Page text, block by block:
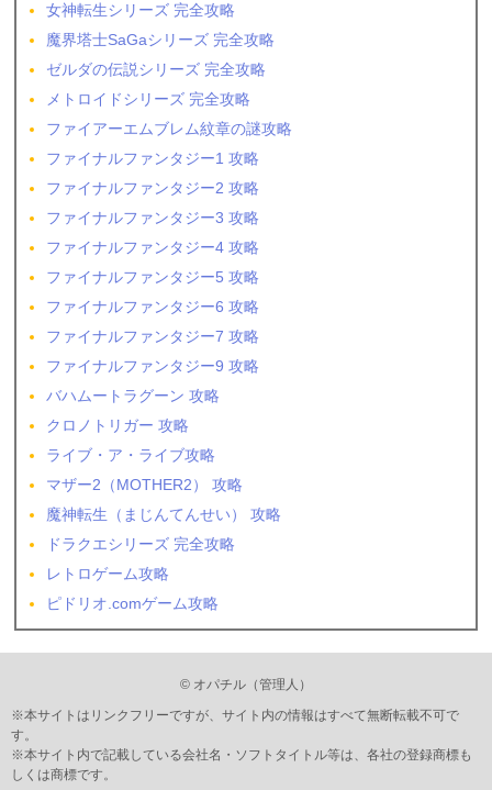
女神転生シリーズ 完全攻略
魔界塔士SaGaシリーズ 完全攻略
ゼルダの伝説シリーズ 完全攻略
メトロイドシリーズ 完全攻略
ファイアーエムブレム紋章の謎攻略
ファイナルファンタジー1 攻略
ファイナルファンタジー2 攻略
ファイナルファンタジー3 攻略
ファイナルファンタジー4 攻略
ファイナルファンタジー5 攻略
ファイナルファンタジー6 攻略
ファイナルファンタジー7 攻略
ファイナルファンタジー9 攻略
バハムートラグーン 攻略
クロノトリガー 攻略
ライブ・ア・ライブ攻略
マザー2（MOTHER2） 攻略
魔神転生（まじんてんせい） 攻略
ドラクエシリーズ 完全攻略
レトロゲーム攻略
ピドリオ.comゲーム攻略
© オパチル（管理人）
※本サイトはリンクフリーですが、サイト内の情報はすべて無断転載不可で
す。
※本サイト内で記載している会社名・ソフトタイトル等は、各社の登録商標も
しくは商標です。